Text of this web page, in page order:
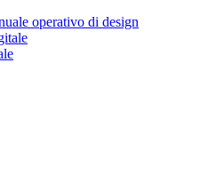
operativo di design